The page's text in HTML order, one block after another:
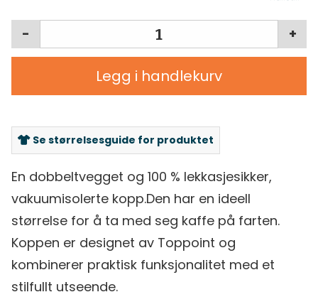
+
-
Legg i handlekurv
Se størrelsesguide for produktet
En dobbeltvegget og 100 % lekkasjesikker,
vakuumisolerte kopp.Den har en ideell
størrelse for å ta med seg kaffe på farten.
Koppen er designet av Toppoint og
kombinerer praktisk funksjonalitet med et
stilfullt utseende.